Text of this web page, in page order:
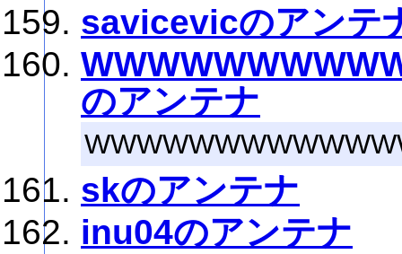
savicevicのアンテ
のアンテナ
skのアンテナ
inu04のアンテナ